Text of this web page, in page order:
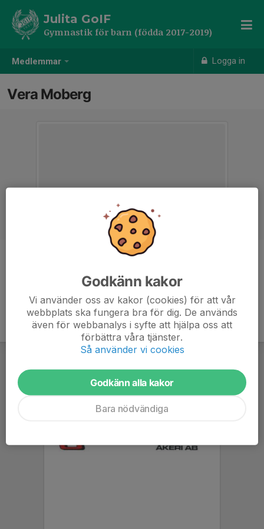
Medlemmar Logga in
Julita GoIF
Gymnastik för barn (födda 2017-2019)
Vera Moberg
Godkänn kakor
Vi använder oss av kakor (cookies) för att vår
webbplats ska fungera bra för dig. De används
även för webbanalys i syfte att hjälpa oss att
förbättra våra tjänster.
Så använder vi cookies
Godkänn alla kakor
Bara nödvändiga